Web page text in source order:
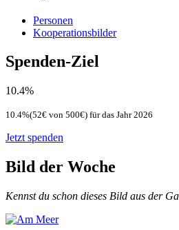
Personen
Kooperationsbilder
Spenden-Ziel
10.4%
10.4%(52€ von 500€) für das Jahr 2026
Jetzt spenden
Bild der Woche
Kennst du schon dieses Bild aus der